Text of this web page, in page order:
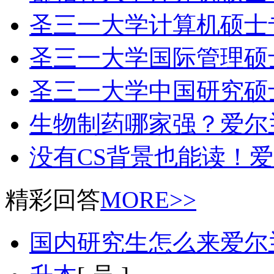
圣三一大学计算机硕
圣三一大学国际管理
圣三一大学中国研究
生物制药哪家强？爱
没有CS背景也能读！
精彩回答MORE>>
国内研究生怎么来爱尔